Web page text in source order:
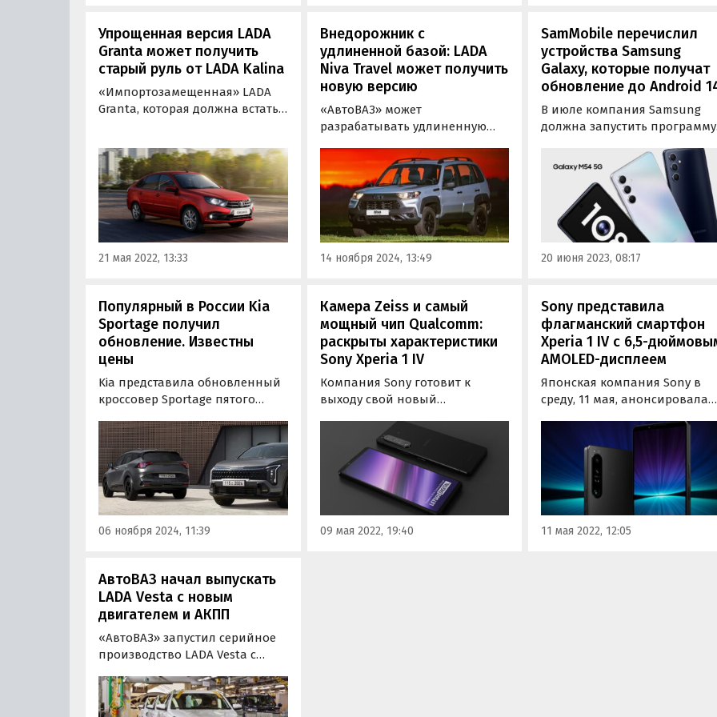
Упрощенная версия LADA
Granta может получить
старый руль от LADA Kalina
«Импортозамещенная» LADA
Granta, которая должна встать
колесо от уже снятой с
производства LADA Kalina.
21 мая 2022, 13:33
Внедорожник с
удлиненной базой: LADA
Niva Travel может получить
новую версию
«АвтоВАЗ» может
разрабатывать удлиненную
LADA Niva Travel, которая
призвана стать идейным
продолжением снятой с
производства в 2021 году
классической пятидверной
«Нивы» (ВАЗ-2131).
14 ноября 2024, 13:49
SamMobile перечислил
устройства Samsung
Galaxy, которые получат
обновление до Android
В июле компания Samsung
должна запустить программу
на основе Android 14. Какие
устройства Samsung Galaxy
имеют право на обновление
до новой версии ОС,
рассказали авторы портала
SamMobile.
20 июня 2023, 08:17
Популярный в России Kia
Sportage получил
обновление. Известны
цены
Kia представила обновленный
кроссовер Sportage пятого
результате рестайлинга модель
получила посвежевший
дизайн и изменения в салоне.
06 ноября 2024, 11:39
Камера Zeiss и самый
мощный чип Qualcomm:
раскрыты характеристики
Sony Xperia 1 IV
Компания Sony готовит к
выходу свой новый
названием Sony Xperia 1 IV.
Новинка увидит свет уже на
этой неделе и в преддверии
официального анонса в Сети
уже появились практически
все технические
характеристики новинки.
09 мая 2022, 19:40
Sony представила
флагманский смартфон
Xperia 1 IV с 6,5-
AMOLED-дисплеем
Японская компания Sony в
среду, 11 мая, анонсировала
смартфон. Новинка, как и
предполагалось, получила
название Sony Xperia 1 IV и
может похвастаться
улучшенными камерами.
11 мая 2022, 12:05
АвтоВАЗ начал выпускать
LADA Vesta с новым
двигателем и АКПП
«АвтоВАЗ» запустил серийное
производство LADA Vesta с
коробкой передач. Об этом
«Автоновости дня» узнали в